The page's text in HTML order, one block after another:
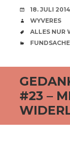
18. JULI 2014
VERFASSER
WYVERES
ALLES NUR
#23 –